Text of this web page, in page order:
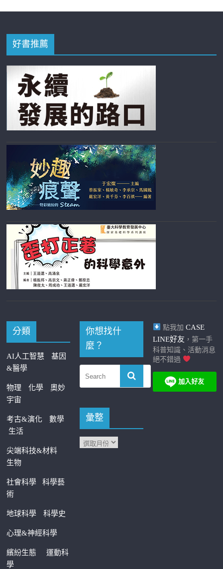
好書推薦
分類
AI人工智慧
基因
&醫學
物理 化學
奧妙
宇宙
考古&演化
數學
生活
尖端科技&材料
生物
社會科學科學藝
術
地球科學 科學史
心理&神經科學
繽紛生態運動科
學
你想找什
麼？
彙整
點我加 CASE
LINE好友 ，第一手
科普知識、活動消息
絕不錯過